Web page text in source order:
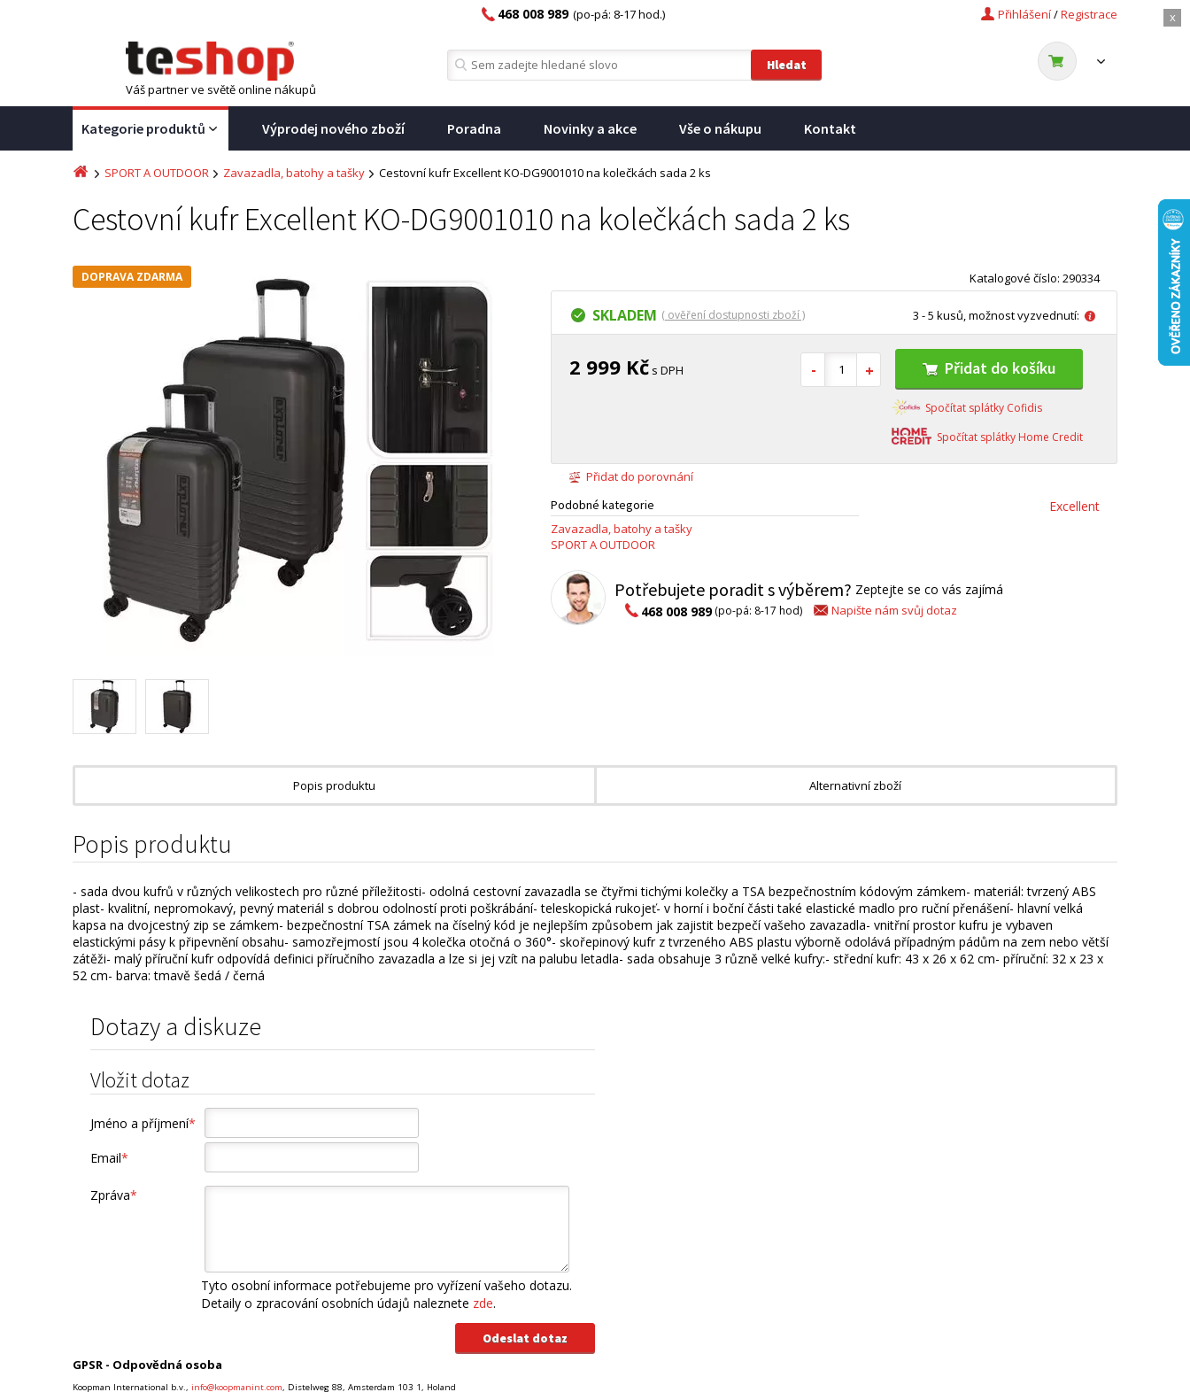
x
Registrace
/
Přihlášení
468 008 989 (po-pá: 8-17 hod.)
Váš partner ve světě online nákupů
Kategorie produktů Výprodej nového zboží Poradna Novinky a akce Vše o nákupu Kontakt
SPORT A OUTDOOR Zavazadla, batohy a tašky Cestovní kufr Excellent KO-DG9001010 na kolečkách sada 2 ks
Cestovní kufr Excellent KO-DG9001010 na kolečkách sada 2 ks
DOPRAVA ZDARMA Katalogové číslo: 290334
SKLADEM ( ověření dostupnosti zboží ) 3 - 5 kusů, možnost vyzvednutí:
2 999 Kč s DPH Přidat do košíku
Spočítat splátky Cofidis
Spočítat splátky Home Credit
Přidat do porovnání
Podobné kategorie
Zavazadla, batohy a tašky
SPORT A OUTDOOR
Excellent
Potřebujete poradit s výběrem? Zeptejte se co vás zajímá
468 008 989(po-pá: 8-17 hod) Napište nám svůj dotaz
Popis produktu Alternativní zboží
Popis produktu
- sada dvou kufrů v různých velikostech pro různé příležitosti- odolná cestovní zavazadla se čtyřmi tichými kolečky a TSA bezpečnostním kódovým zámkem- materiál: tvrzený ABS
plast- kvalitní, nepromokavý, pevný materiál s dobrou odolností proti poškrábání- teleskopická rukojeť- v horní i boční části také elastické madlo pro ruční přenášení- hlavní velká
kapsa na dvojcestný zip se zámkem- bezpečnostní TSA zámek na číselný kód je nejlepším způsobem jak zajistit bezpečí vašeho zavazadla- vnitřní prostor kufru je vybaven
elastickými pásy k připevnění obsahu- samozřejmostí jsou 4 kolečka otočná o 360°- skořepinový kufr z tvrzeného ABS plastu výborně odolává případným pádům na zem nebo větší
zátěži- malý příruční kufr odpovídá definici příručního zavazadla a lze si jej vzít na palubu letadla- sada obsahuje 3 různě velké kufry:- střední kufr: 43 x 26 x 62 cm- příruční: 32 x 23 x
52 cm- barva: tmavě šedá / černá
Dotazy a diskuze
Vložit dotaz
Jméno a příjmení*
Email*
Zpráva*
Tyto osobní informace potřebujeme pro vyřízení vašeho dotazu.
Detaily o zpracování osobních údajů naleznete zde.
GPSR - Odpovědná osoba
Koopman International b.v., info@koopmanint.com, Distelweg 88, Amsterdam 103 1, Holand